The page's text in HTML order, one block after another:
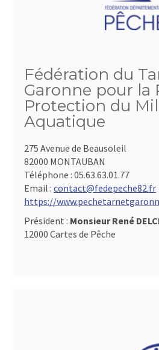
Fédération du
Garonne pour la
Protection du
Aquatique
275 Avenue de Beausoleil
82000 MONTAUBAN
Téléphone : 05.63.63.01.77
Email : contact@fedepeche82.fr
https://
Président : Monsieur René
12000 Cartes de Pêche